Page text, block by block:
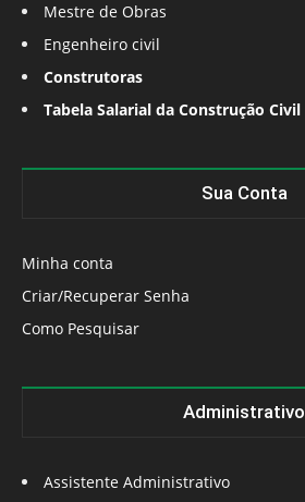
Mestre de Obras
Engenheiro civil
Construtoras
Tabela Salarial da Construção Civil
Sua Conta
Minha conta
Criar/Recuperar Senha
Como Pesquisar
Administrativo
Assistente Administrativo